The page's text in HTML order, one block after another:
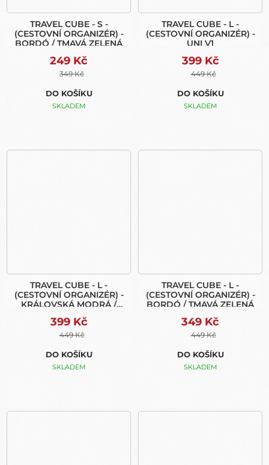
TRAVEL CUBE - S -
(CESTOVNÍ ORGANIZÉR) -
BORDÓ / TMAVÁ ZELENÁ
249 Kč
349 Kč
DO KOŠÍKU
SKLADEM
TRAVEL CUBE - L -
(CESTOVNÍ ORGANIZÉR) -
UNI V1
399 Kč
449 Kč
DO KOŠÍKU
SKLADEM
TRAVEL CUBE - L -
(CESTOVNÍ ORGANIZÉR) -
KRÁLOVSKÁ MODRÁ /
399 Kč
449 Kč
DO KOŠÍKU
SKLADEM
TRAVEL CUBE - L -
(CESTOVNÍ ORGANIZÉR) -
BORDÓ / TMAVÁ ZELENÁ
349 Kč
449 Kč
DO KOŠÍKU
SKLADEM